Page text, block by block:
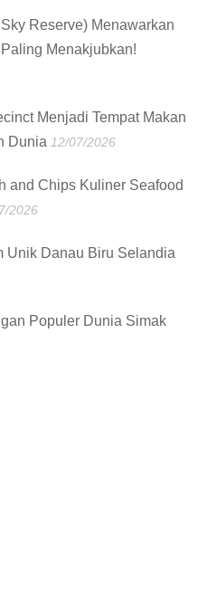
Reserve) Menawarkan
Menakjubkan!
Menjadi Tempat Makan
Dunia 12/07/2026
and Chips Kuliner Seafood
2026
Unik Danau Biru Selandia
Populer Dunia Simak